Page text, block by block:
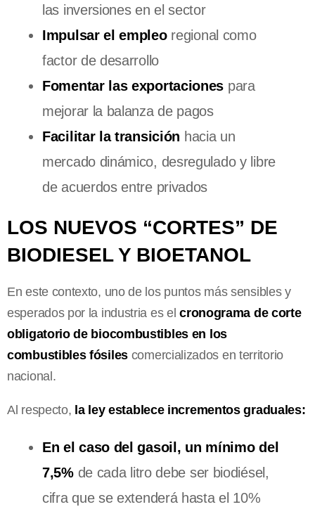
las inversiones en el sector
Impulsar el empleoregional como
factor de desarrollo
Fomentar las exportaciones para
mejorar la balanza de pagos
Facilitar la transición hacia un
mercado dinámico, desregulado y libre
de acuerdos entre privados
LOS NUEVOS “CORTES” DE
BIODIESEL Y BIOETANOL
En este contexto, uno de los puntos más sensibles y
esperados por la industria es elcronograma de corte
obligatorio de biocombustibles en los
combustibles fósiles comercializados en territorio
nacional.
Al respecto, la ley establece incrementos graduales:
En el caso del gasoil, un mínimo del
7,5%de cada litro debe ser biodiésel,
cifra que se extenderá hasta el 10%